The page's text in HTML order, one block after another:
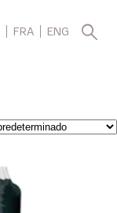
FRA ENG